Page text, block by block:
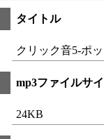
タイトル
クリック音5-ポ
mp3ファイルサ
24KB